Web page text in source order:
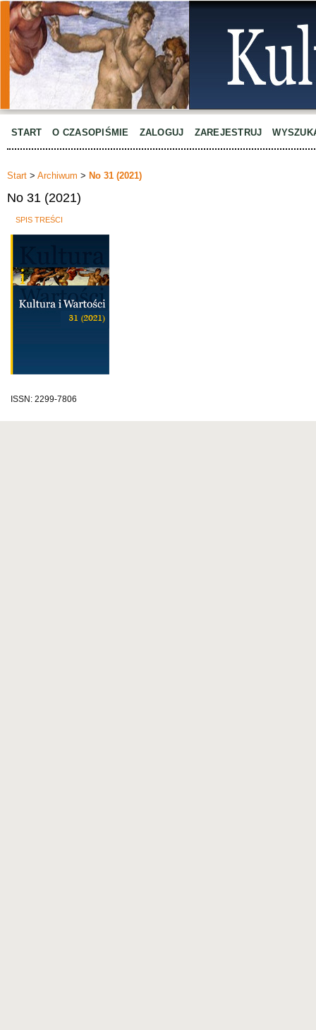
START O CZASOPIŚMIE ZALOGUJ ZAREJESTRUJ
Start > Archiwum > No 31 (2021)
No 31 (2021)
SPIS TREŚCI
ISSN: 2299-7806